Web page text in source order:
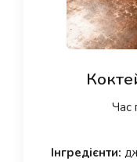
Час
Інгредієнти: